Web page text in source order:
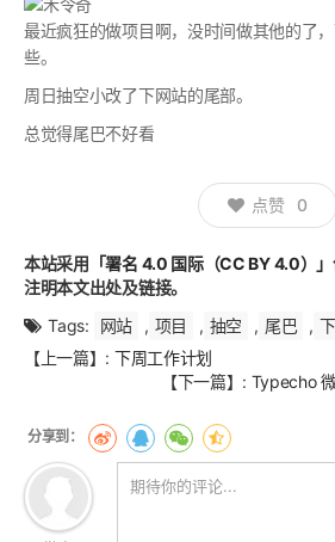
最近疯狂的做项目啊，没时间做其他的了
些。
周日抽空小改了下网站的尾部。
总觉得尾巴不好看
点赞 0
本站采用 「署名 4.0 国际（CC BY 4.0）」
注明本文出处及链接。
Tags:
网站 , 项目 , 抽空 , 尾巴 ,
文
【上一篇】: 下周工作计划
【下一篇】: Typecho